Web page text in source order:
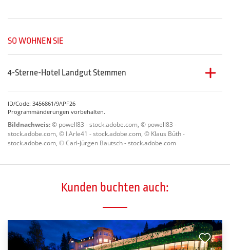
SO WOHNEN SIE
4-Sterne-Hotel Landgut Stemmen
gemütlich eingerichteten Zimmer sind mit DU/WC, Föhn,
TV, Tel. und Safe ausgestattet. Das Hotel verfügt über
Restaurant, Terrasse, Bierstube, Wintergarten, Lift, Traktor-
Museum, Kegelbahn, Finnische Sauna und Fitnessraum.
ID/Code: 3456861/9APF26
Programmänderungen vorbehalten.
Bildnachweis:© powell83 - stock.adobe.com, © powell83 -
stock.adobe.com, © I.Arle41 - stock.adobe.com, © Klaus Büth -
stock.adobe.com, © Carl-Jürgen Bautsch - stock.adobe.com
Kunden buchten auch: